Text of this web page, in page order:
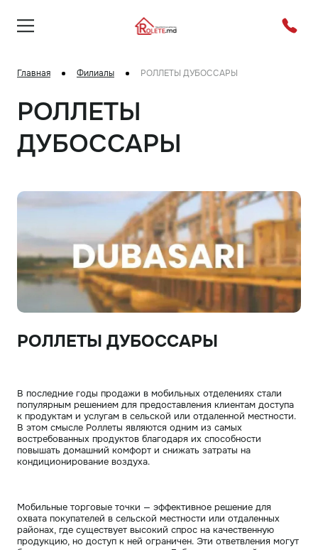
Главная Филиалы РОЛЛЕТЫ ДУБОССАРЫ
РОЛЛЕТЫ
ДУБОССАРЫ
РОЛЛЕТЫ ДУБОССАРЫ
В последние годы продажи в мобильных отделениях стали
популярным решением для предоставления клиентам доступа
к продуктам и услугам в сельской или отдаленной местности.
В этом смысле Роллеты являются одним из самых
востребованных продуктов благодаря их способности
повышать домашний комфорт и снижать затраты на
кондиционирование воздуха.
Мобильные торговые точки — эффективное решение для
охвата покупателей в сельской местности или отдаленных
районах, где существует высокий спрос на качественную
продукцию, но доступ к ней ограничен. Эти ответвления могут